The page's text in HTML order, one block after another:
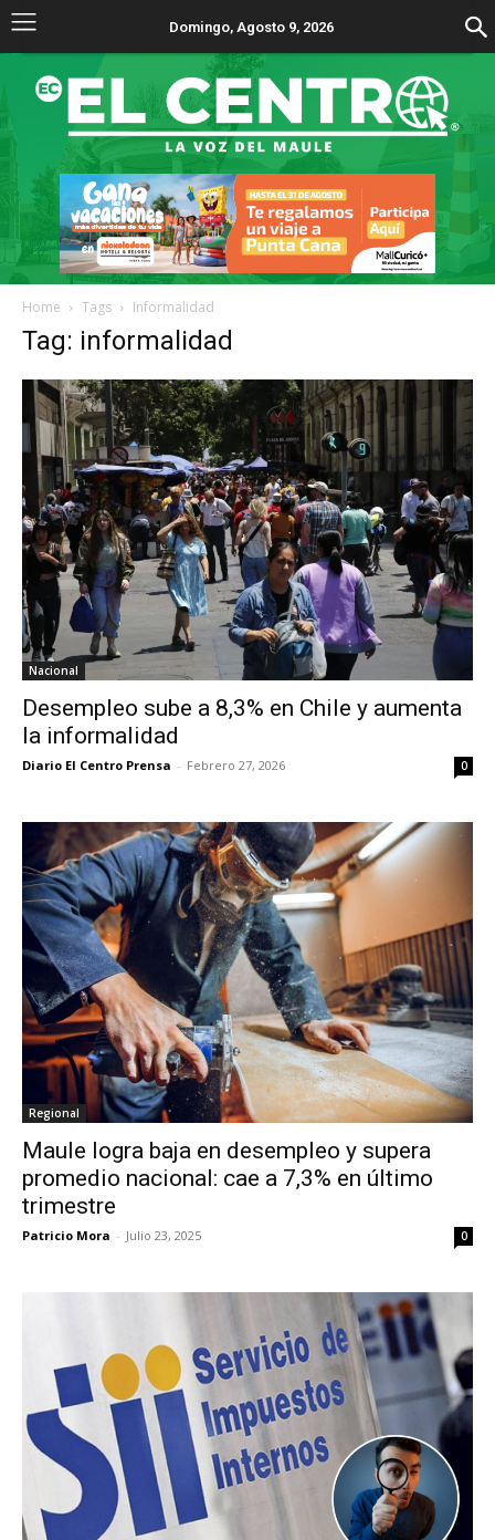
Domingo, Agosto 9, 2026
Home Tags Informalidad
Tag: informalidad
Nacional
Desempleo sube a 8,3% en Chile y aumenta
la informalidad
Diario El Centro Prensa - Febrero 27, 2026 0
Regional
Maule logra baja en desempleo y supera
promedio nacional: cae a 7,3% en último
trimestre
Patricio Mora - Julio 23, 2025 0